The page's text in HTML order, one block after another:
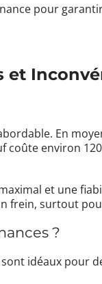
pour
et
En
coûte environ
et une
frein, surtout
?
idéaux pour